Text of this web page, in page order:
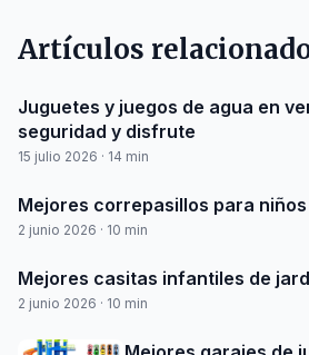
Artículos
Juguetes y juegos de agua en
seguridad y disfrute
15 julio 2026 · 14 min
Mejores correpasillos para
2 junio 2026 · 10 min
Mejores casitas infantiles de
2 junio 2026 · 10 min